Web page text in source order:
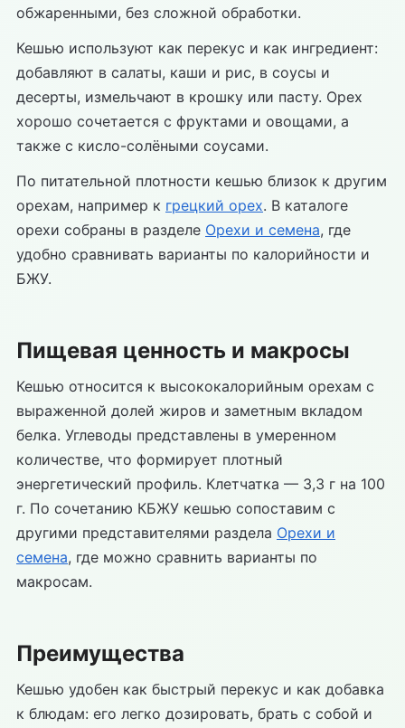
обжаренными, без сложной обработки.
Кешью используют как перекус и как ингредиент:
добавляют в салаты, каши и рис, в соусы и
десерты, измельчают в крошку или пасту. Орех
хорошо сочетается с фруктами и овощами, а
также с кисло-солёными соусами.
По питательной плотности кешью близок к другим
орехам, например к грецкий орех. В каталоге
орехи собраны в разделе Орехи и семена, где
удобно сравнивать варианты по калорийности и
БЖУ.
Пищевая ценность и макросы
Кешью относится к высококалорийным орехам с
выраженной долей жиров и заметным вкладом
белка. Углеводы представлены в умеренном
количестве, что формирует плотный
энергетический профиль. Клетчатка — 3,3 г на 100
г. По сочетанию КБЖУ кешью сопоставим с
другими представителями раздела Орехи и
семена, где можно сравнить варианты по
макросам.
Преимущества
Кешью удобен как быстрый перекус и как добавка
к блюдам: его легко дозировать, брать с собой и